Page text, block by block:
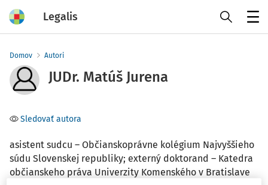
Legalis
Domov Autori
JUDr. Matúš Jurena
Sledovať autora
asistent sudcu – Občianskoprávne kolégium Najvyššieho
súdu Slovenskej republiky; externý doktorand – Katedra
občianskeho práva Univerzity Komenského v Bratislave